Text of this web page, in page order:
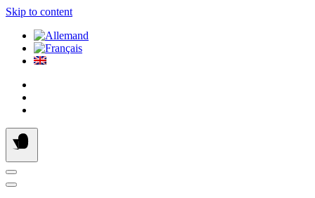
Skip to content